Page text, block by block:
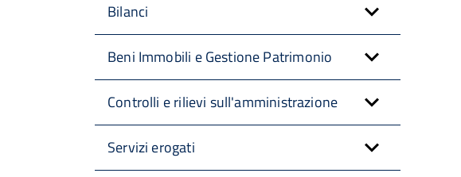
Bilanci
Beni Immobili e Gestione Patrimonio
Controlli e rilievi sull'amministrazione
Servizi erogati